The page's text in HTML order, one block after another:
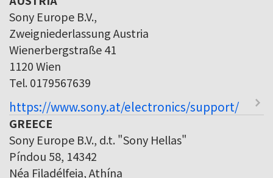
Sony Europe B.V.,
Zweigniederlassung Austria
Wienerbergstraße 41
1120 Wien
Tel. 0179567639
https://www.sony.at/electronics/support/
GREECE
Sony Europe B.V., d.t. "Sony Hellas"
Píndou 58, 14342
Néa Filadélfeia, Athína